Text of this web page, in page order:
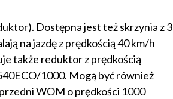
Dostępna jest też skrzynia z 3
na jazdę z prędkością 40 km/h
także reduktor z prędkością
1000. Mogą być również
WOM o prędkości 1000